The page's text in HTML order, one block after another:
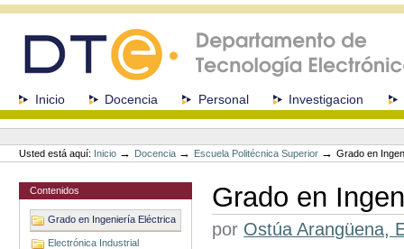
navegación
SeccionesInicio Docencia Personal Investigacion
Herramientas
Personales
Usted está aquí: Inicio → Docencia → Escuela Politécnica Superior →Grado en
Contenidos
Grado en Ingeniería Eléctrica
Electrónica Industrial
Grado en
por Ostúa Arangüena,